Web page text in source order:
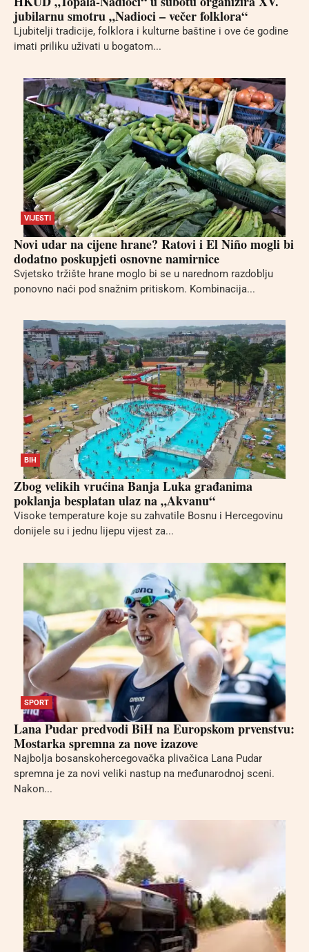
jubilarnu smotru „Nadioci – večer folklora“
Ljubitelji tradicije, folklora i kulturne baštine i ove će godine
imati priliku uživati u bogatom...
VIJESTI
Novi udar na cijene hrane? Ratovi i El Niño mogli bi
dodatno poskupjeti osnovne namirnice
Svjetsko tržište hrane moglo bi se u narednom razdoblju
ponovno naći pod snažnim pritiskom. Kombinacija...
BIH
Zbog velikih vrućina Banja Luka građanima
poklanja besplatan ulaz na „Akvanu“
Visoke temperature koje su zahvatile Bosnu i Hercegovinu
donijele su i jednu lijepu vijest za...
SPORT
Lana Pudar predvodi BiH na Europskom prvenstvu:
Mostarka spremna za nove izazove
Najbolja bosanskohercegovačka plivačica Lana Pudar
spremna je za novi veliki nastup na međunarodnoj sceni.
Nakon...